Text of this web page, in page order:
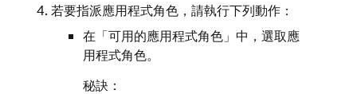
若要指派應用程式角色，請執行下列動作：
在「可用的應用程式角色」中，選取應
用程式角色。
秘訣：